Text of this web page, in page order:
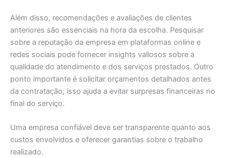
Além disso, recomendações e avaliações de clientes
anteriores são essenciais na hora da escolha. Pesquisar
sobre a reputação da empresa em plataformas online e
redes sociais pode fornecer insights valiosos sobre a
qualidade do atendimento e dos serviços prestados. Outro
ponto importante é solicitar orçamentos detalhados antes
da contratação; isso ajuda a evitar surpresas financeiras no
final do serviço.
Uma empresa confiável deve ser transparente quanto aos
custos envolvidos e oferecer garantias sobre o trabalho
realizado.